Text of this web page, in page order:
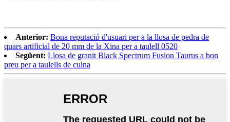
Anterior: Bona reputació d'usuari per a la llosa de pedra de
quars artificial de 20 mm de la Xina per a taulell 0520
Següent: Llosa de granit Black Spectrum Fusion Taurus a bon
preu per a taulells de cuina